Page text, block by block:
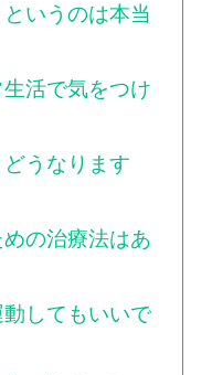
というのは本当
活で気をつけ
うなります
の治療法はあ
してもいいで